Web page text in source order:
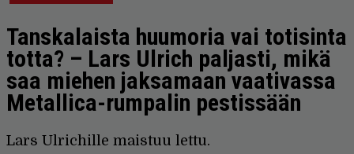
Tanskalaista huumoria vai totisinta
totta? – Lars Ulrich paljasti, mikä
saa miehen jaksamaan vaativassa
Metallica-rumpalin pestissään
Lars Ulrichille maistuu lettu.